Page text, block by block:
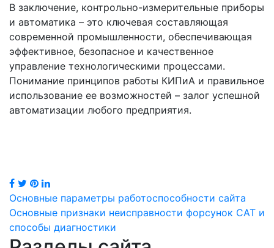
В заключение, контрольно-измерительные приборы
и автоматика – это ключевая составляющая
современной промышленности, обеспечивающая
эффективное, безопасное и качественное
управление технологическими процессами.
Понимание принципов работы КИПиА и правильное
использование ее возможностей – залог успешной
автоматизации любого предприятия.
Навигация
по
Основные параметры работоспособности сайта
Основные признаки неисправности форсунок CAT и
способы диагностики